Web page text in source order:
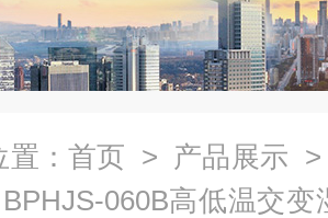
： 首页 > 产品展示
060B高低温交变